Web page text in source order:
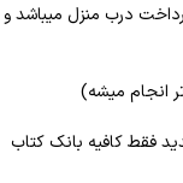
درب منزل میباشد و
فقط کافیه بانک کتاب